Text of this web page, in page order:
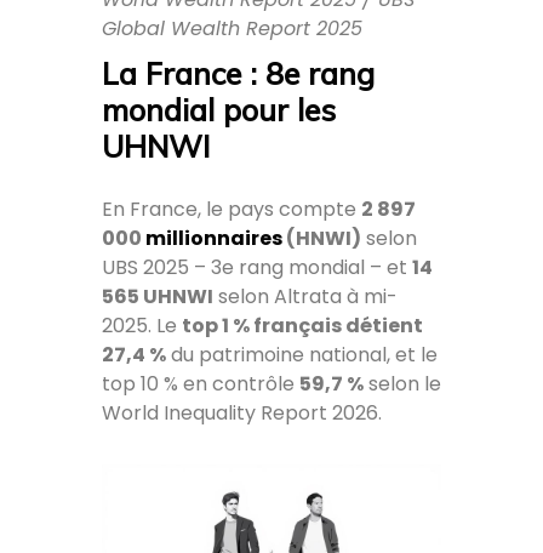
Global Wealth Report 2025
La France : 8e rang
mondial pour les
UHNWI
En France, le pays compte 2 897
000 millionnaires(HNWI) selon
UBS 2025 – 3e rang mondial – et 14
565 UHNWI selon Altrata à mi-
2025. Le top 1 % français détient
27,4 %du patrimoine national, et le
top 10 % en contrôle 59,7 %selon le
World Inequality Report 2026.